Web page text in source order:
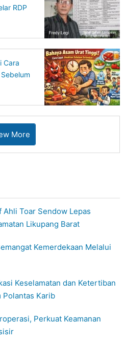
RDP
Cara
More
Ahli Toar Sendow Lepas
Likupang Barat
Kemerdekaan Melalui
Keselamatan dan Ketertiban
Polantas Karib
Perkuat Keamanan